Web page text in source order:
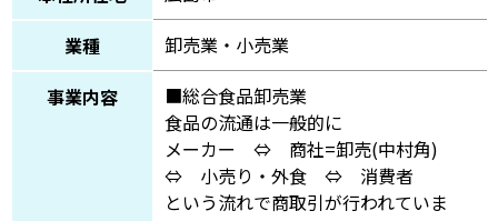
業種
卸売業・小売業
事業内容
■総合食品卸売業
食品の流通は一般的に
メーカー ⇔ 商社=卸売(中村角)
⇔ 小売り・外食 ⇔ 消費者
という流れで商取引が行われていま